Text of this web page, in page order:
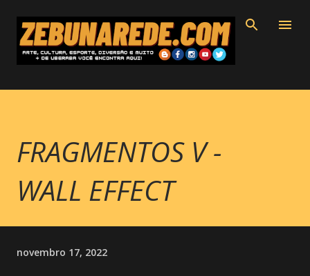
Pular para o conteúdo principal
FRAGMENTOS V -
WALL EFFECT
novembro 17, 2022